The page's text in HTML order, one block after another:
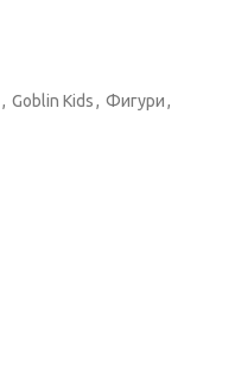
, Goblin Kids, Фигури,